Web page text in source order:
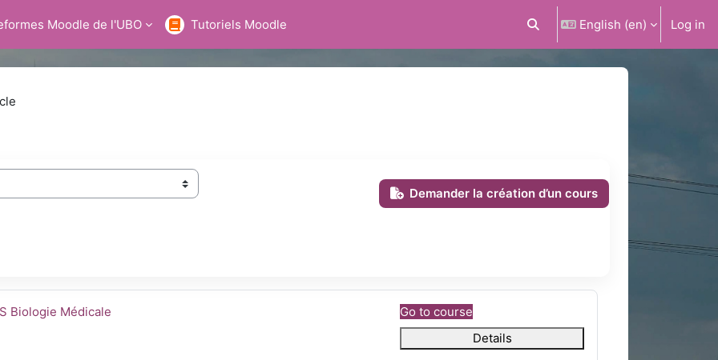
Moodle de l'UBO Tutoriels Moodle Toggle search input
English ‎(en)‎ Log in
Demander la création d’un cours
courses
name
Biologie Médicale
Go to course
Details